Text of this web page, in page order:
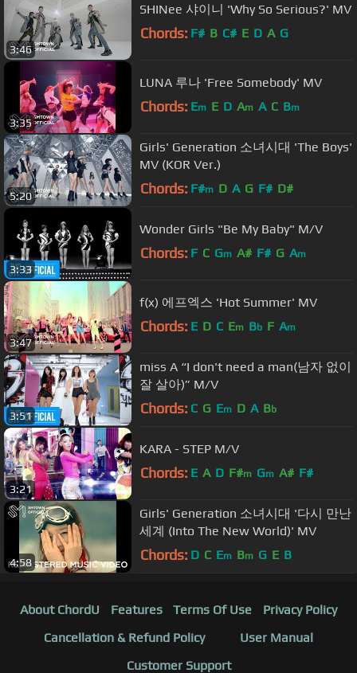
3:46
SHINee 샤이니 'Why So Serious?' MV
Chords: F# B C# E D A G
3:35
LUNA 루나 'Free Somebody' MV
Chords: Em E D Am A C Bm
5:20
Girls' Generation 소녀시대 'The Boys'
MV (KOR Ver.)
Chords: F#m D A G F# D#
3:33
Wonder Girls "Be My Baby" M/V
Chords: F C Gm A# F# G Am
3:47
f(x) 에프엑스 'Hot Summer' MV
Chords: E D C Em Bb F Am
3:51
miss A “I don't need a man(남자 없이
잘 살아)” M/V
Chords: C G Em D A Bb
3:21
KARA - STEP M/V
Chords: E A D F#m Gm A# F#
4:58
Girls' Generation 소녀시대 '다시 만난
세계 (Into The New World)' MV
Chords: D C Em Bm G E B
About ChordU Features Terms Of Use
Privacy Policy
Cancellation & Refund Policy
User Manual
Customer Support